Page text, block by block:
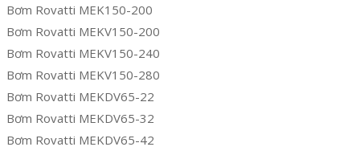
Bơm Rovatti MEK150-200
Bơm Rovatti MEKV150-200
Bơm Rovatti MEKV150-240
Bơm Rovatti MEKV150-280
Bơm Rovatti MEKDV65-22
Bơm Rovatti MEKDV65-32
Bơm Rovatti MEKDV65-42